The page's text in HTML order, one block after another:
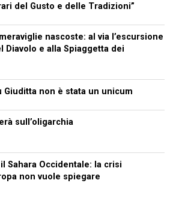
del Gusto e delle Tradizioni”
nascoste: al via l’escursione
Diavolo e alla Spiaggetta dei
Giuditta non è stata un unicum
sull’oligarchia
Sahara Occidentale: la crisi
non vuole spiegare